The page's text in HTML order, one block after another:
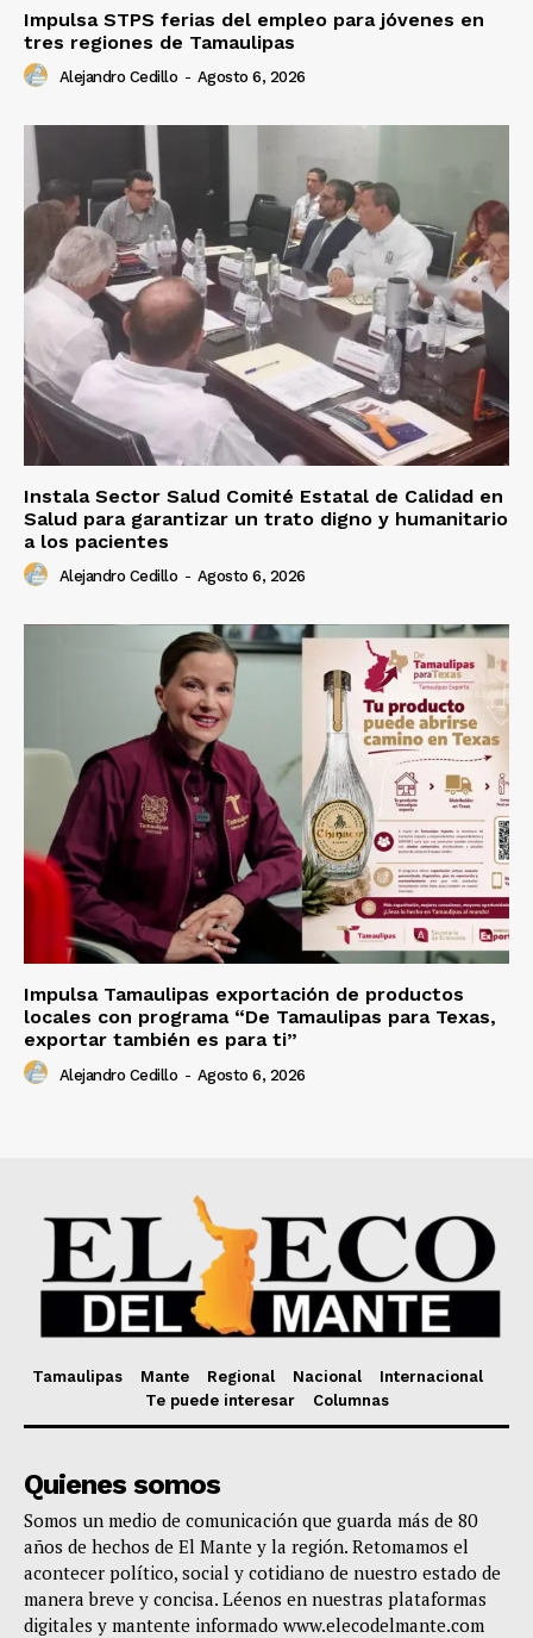
Impulsa STPS ferias del empleo para jóvenes en
tres regiones de Tamaulipas
Alejandro Cedillo - Agosto 6, 2026
Instala Sector Salud Comité Estatal de Calidad en
Salud para garantizar un trato digno y humanitario
a los pacientes
Alejandro Cedillo - Agosto 6, 2026
Impulsa Tamaulipas exportación de productos
locales con programa “De Tamaulipas para Texas,
exportar también es para ti”
Alejandro Cedillo - Agosto 6, 2026
Tamaulipas Mante Regional Nacional
Internacional
Te puede interesar
Columnas
Quienes somos
Somos un medio de comunicación que guarda más de 80
años de hechos de El Mante y la región. Retomamos el
acontecer político, social y cotidiano de nuestro estado de
manera breve y concisa. Léenos en nuestras plataformas
digitales y mantente informado www.elecodelmante.com